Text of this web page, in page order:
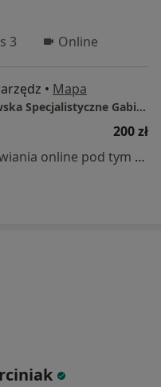
3 Online
• Mapa
KWANT Pracownia Rentgenowska Specjalistyczne Gabinety Lekarskie
200 zł
Specjalista nie oferuje umawiania online pod tym adresem.